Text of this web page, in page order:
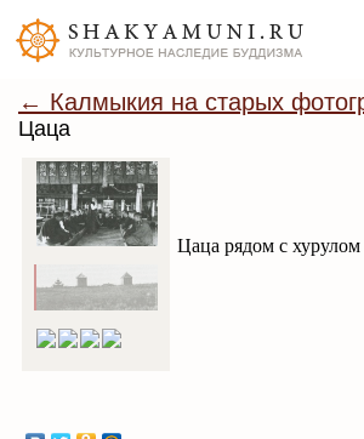
← Калмыкия на старых
Цаца
Цаца рядом с хурулом